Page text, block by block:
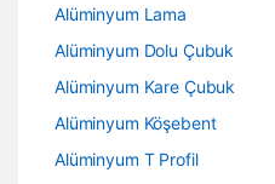
Alüminyum Lama
Alüminyum Dolu Çubuk
Alüminyum Kare Çubuk
Alüminyum Köşebent
Alüminyum T Profil